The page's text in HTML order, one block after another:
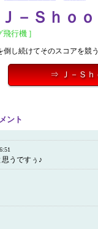
－Ｓｈｏｏ
飛行機 ]
倒し続けてそのスコアを競
⇒ Ｊ－Ｓｈ
ント
うですぅ♪